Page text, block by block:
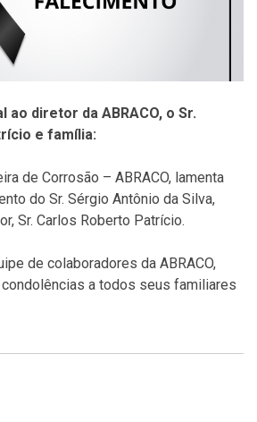
ao diretor da ABRACO, o Sr.
e família:
de Corrosão – ABRACO, lamenta
do Sr. Sérgio Antônio da Silva,
Sr. Carlos Roberto Patrício.
de colaboradores da ABRACO,
a todos seus familiares